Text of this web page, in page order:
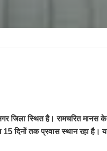
जिला स्थित है। रामचरित मानस
दिनों तक प्रवास स्थान रहा है।